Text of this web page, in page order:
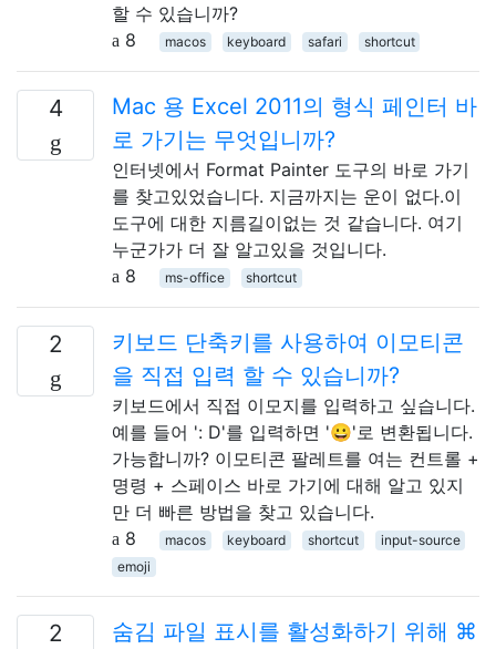
할 수 있습니까?
8
macos keyboard safari shortcut
4
Mac 용 Excel 2011의 형식 페인터 바
로 가기는 무엇입니까?
인터넷에서 Format Painter 도구의 바로 가기
를 찾고있었습니다. 지금까지는 운이 없다.이
도구에 대한 지름길이없는 것 같습니다. 여기
누군가가 더 잘 알고있을 것입니다.
8
ms-office shortcut
2
키보드 단축키를 사용하여 이모티콘
을 직접 입력 할 수 있습니까?
키보드에서 직접 이모지를 입력하고 싶습니다.
예를 들어 ': D'를 입력하면 '😀'로 변환됩니다.
가능합니까? 이모티콘 팔레트를 여는 컨트롤 +
명령 + 스페이스 바로 가기에 대해 알고 있지
만 더 빠른 방법을 찾고 있습니다.
8
macos keyboard shortcut
input-source
emoji
2
숨김 파일 표시를 활성화하기 위해 ⌘